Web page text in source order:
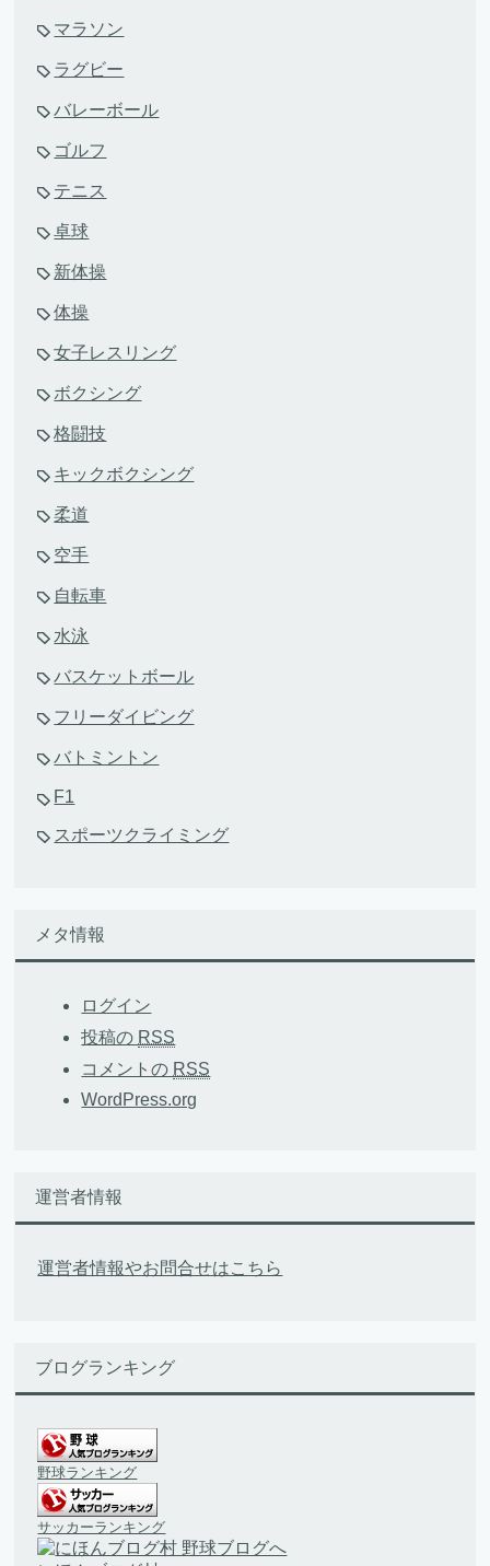
マラソン
ラグビー
バレーボール
ゴルフ
テニス
卓球
新体操
体操
女子レスリング
ボクシング
格闘技
キックボクシング
柔道
空手
自転車
水泳
バスケットボール
フリーダイビング
バトミントン
F1
スポーツクライミング
メタ情報
ログイン
投稿の RSS
コメントの RSS
WordPress.org
運営者情報
運営者情報やお問合せはこちら
ブログランキング
野球ランキング
サッカーランキング